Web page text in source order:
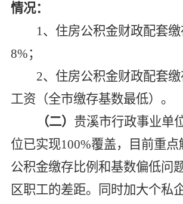
情况：
1、住房公积金财政配套
8%；
2、住房公积金财政配套
工资（全市缴存基数最低）。
（二） 贵溪市行政事业单
位已实现100%覆盖，目前重
公积金缴存比例和基数偏低问
区职工的差距。同时加大个私